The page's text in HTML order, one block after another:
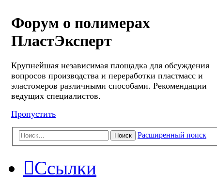
Форум о полимерах
ПластЭксперт
Крупнейшая независимая площадка для обсуждения
вопросов производства и переработки пластмасс и
эластомеров различными способами. Рекомендации
ведущих специалистов.
Пропустить
Поиск Расширенный поиск
Ссылки